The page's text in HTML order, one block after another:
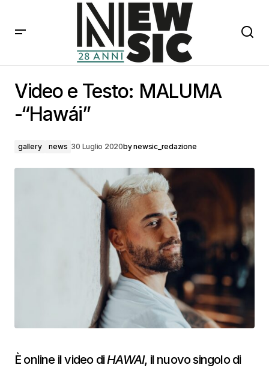
Video e Testo: MALUMA
-“Hawái”
gallery news 30 Luglio 2020bynewsic_redazione
È online il video diHAWAI, il nuovo singolo di